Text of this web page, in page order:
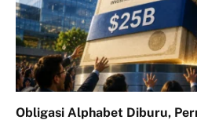
Obligasi Alphabet Diburu,